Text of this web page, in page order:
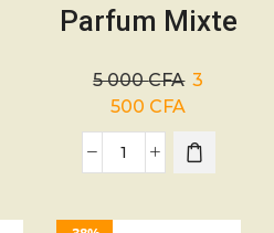
Parfum Mixte
Rumba
100ML
5 000CFA 3
500 CFA